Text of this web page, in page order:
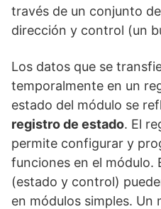
través de un conjunto
dirección y control (un
Los datos que se
temporalmente en un
estado del módulo se
registro de estado. El
permite configurar y
funciones en el módulo.
(estado y control)
en módulos simples. Un